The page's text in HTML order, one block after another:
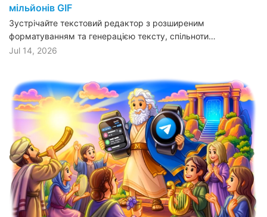
мільйонів GIF
Зустрічайте текстовий редактор з розширеним
форматуванням та генерацією тексту, спільноти…
Jul 14, 2026